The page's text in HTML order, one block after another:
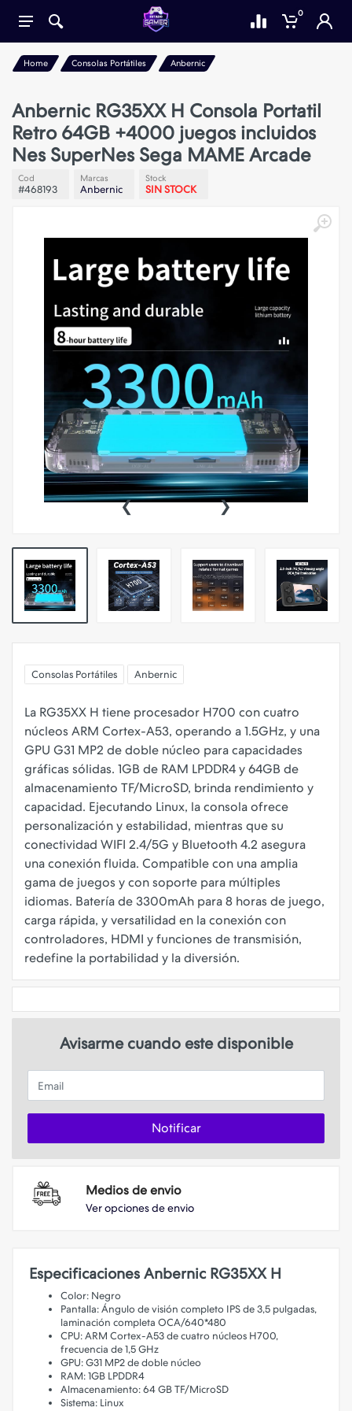
0
Home Consolas Portátiles Anbernic
Anbernic RG35XX H Consola Portatil
Retro 64GB +4000 juegos incluidos
Nes SuperNes Sega MAME Arcade
Cod
#468193
Marcas
Anbernic
Stock
SIN STOCK
‹ ›
Consolas Portátiles Anbernic
La RG35XX H tiene procesador H700 con cuatro
núcleos ARM Cortex-A53, operando a 1.5GHz, y una
GPU G31 MP2 de doble núcleo para capacidades
gráficas sólidas. 1GB de RAM LPDDR4 y 64GB de
almacenamiento TF/MicroSD, brinda rendimiento y
capacidad. Ejecutando Linux, la consola ofrece
personalización y estabilidad, mientras que su
conectividad WIFI 2.4/5G y Bluetooth 4.2 asegura
una conexión fluida. Compatible con una amplia
gama de juegos y con soporte para múltiples
idiomas. Batería de 3300mAh para 8 horas de juego,
carga rápida, y versatilidad en la conexión con
controladores, HDMI y funciones de transmisión,
Avisarme cuando este disponible
Email
Notificar
Medios de envio
Ver opciones de envio
Especificaciones Anbernic RG35XX H
Color: Negro
Pantalla: Ángulo de visión completo IPS de 3,5 pulgadas,
laminación completa OCA/640*480
CPU: ARM Cortex-A53 de cuatro núcleos H700,
frecuencia de 1,5 GHz
GPU: G31 MP2 de doble núcleo
RAM: 1GB LPDDR4
Almacenamiento: 64 GB TF/MicroSD
Sistema: Linux